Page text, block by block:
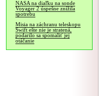
NASA na diaľku na sonde
Voyager 2 úspešne znížila
spotrebu
Misia na záchranu teleskopu
Swift ešte nie je stratená,
podarilo sa spomaliť jej
otáčanie